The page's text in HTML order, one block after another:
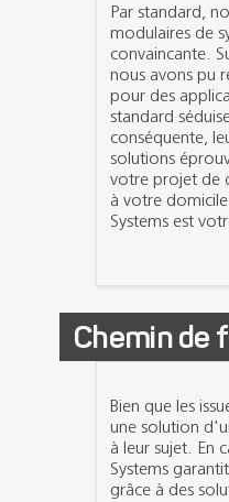
Par standard,
modulaires de
convaincante.
nous avons pu
pour des
standard
conséquente,
solutions
votre projet de
à votre
Systems est
Chemin de
Bien que les
une solution
à leur sujet. En
Systems
grâce à des